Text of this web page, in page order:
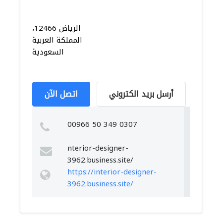
الرياض 12466،
المملكة العربية
السعودية
اتصل الآن أرسل بريد الكتروني
00966 50 349 0307
nterior-designer-
3962.business.site/
https://interior-designer-
3962.business.site/